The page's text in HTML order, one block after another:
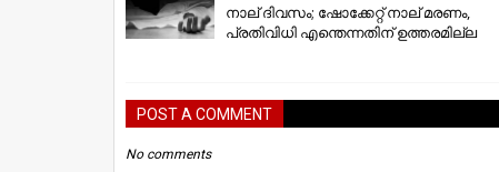
നാല്​ ദിവസം; ഷോ​ക്കേറ്റ്​ നാല്​ ​മരണം,
പ്രതിവിധി എന്തെന്നതിന് ഉത്തരമില്ല
POST A COMMENT
No comments